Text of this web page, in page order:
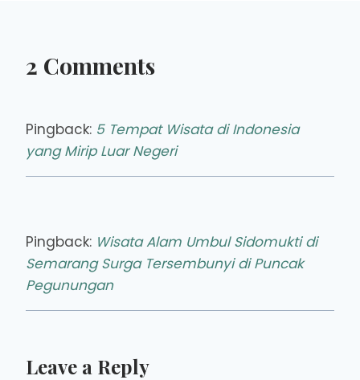
2 Comments
Pingback: 5 Tempat Wisata di Indonesia
yang Mirip Luar Negeri
Pingback: Wisata Alam Umbul Sidomukti di
Semarang Surga Tersembunyi di Puncak
Pegunungan
Leave a Reply